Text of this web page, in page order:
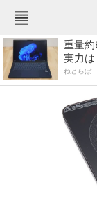
Fav-Logカテゴ
TOP
インテリア・収納
コンテンツ・サービス
重量
実力は
ねとらぼ